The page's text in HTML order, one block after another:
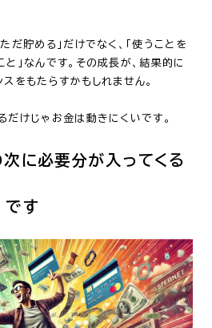
だ貯める」だけでなく、「使うことを
」なんです。その成長が、結果的に
をもたらすかもしれません。
けじゃお金は動きにくいです。
に必要分が入ってくる
す